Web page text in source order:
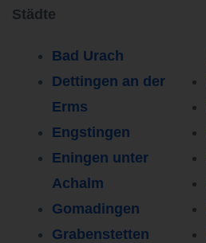
Städte
Bad Urach
Dettingen an der
Erms
Engstingen
Eningen unter
Achalm
Gomadingen
Grabenstetten